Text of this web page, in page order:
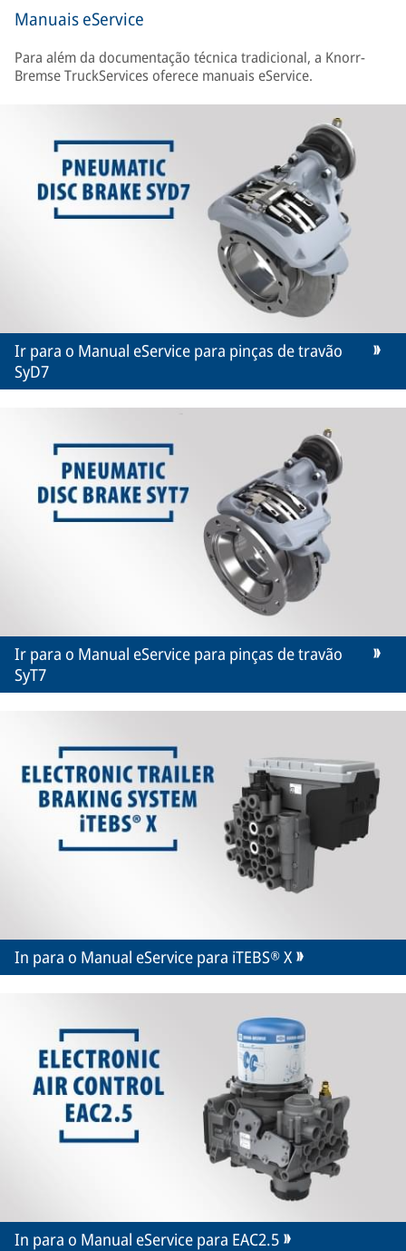
Manuais eService
Para além da documentação técnica tradicional, a Knorr-
Bremse TruckServices oferece manuais eService.
Ir para o Manual eService para pinças de travão
SyD7
Ir para o Manual eService para pinças de travão
SyT7
In para o Manual eService para iTEBS® X
In para o Manual eService para EAC2.5